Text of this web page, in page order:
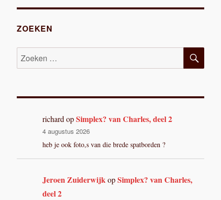
van
West
ZOEKEN
Zoeken
naar:
richardopSimplex? van Charles, deel 2
4 augustus 2026
heb je ook foto,s van die brede spatborden ?
Jeroen ZuiderwijkopSimplex? van Charles,
deel 2